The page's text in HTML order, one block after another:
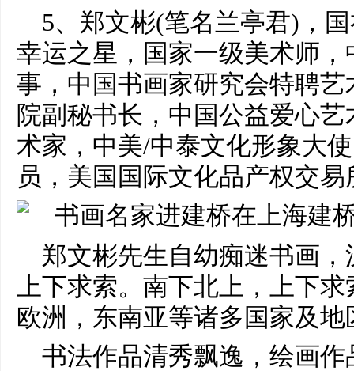
5、郑文彬(笔名兰亭君)，
幸运之星，国家一级美术师
事，中国书画家研究会特聘
院副秘书长，中国公益爱心
术家，中美/中泰文化形象大
员，美国国际文化品产权交
郑文彬先生自幼痴迷书画
上下求索。南下北上，上下
欧洲，东南亚等诸多国家及地
书法作品清秀飘逸，绘画